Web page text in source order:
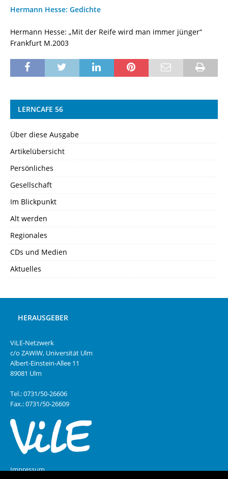
Hermann Hesse: Gedichte
Hermann Hesse: „Mit der Reife wird man immer jünger“
Frankfurt M.2003
LERNCAFE 56
Über diese Ausgabe
Artikelübersicht
Persönliches
Gesellschaft
Im Blickpunkt
Alt werden
Regionales
CDs und Medien
Aktuelles
HERAUSGEBER
ViLE-Netzwerk
c/o ZAWiW, Universität Ulm
Albert-Einstein-Allee 11
89081 Ulm
Tel.: 0731/50-26606
Fax.: 0731/50-26609
Impressum